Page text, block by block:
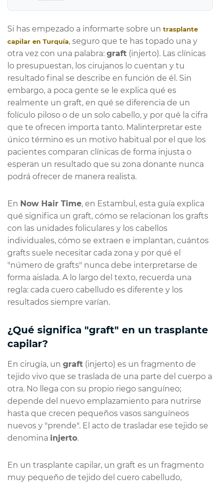
Si has empezado a informarte sobre un trasplante
capilar en Turquía, seguro que te has topado una y
otra vez con una palabra: graft (injerto). Las clínicas
lo presupuestan, los cirujanos lo cuentan y tu
resultado final se describe en función de él. Sin
embargo, a poca gente se le explica qué es
realmente un graft, en qué se diferencia de un
folículo piloso o de un solo cabello, y por qué la cifra
que te ofrecen importa tanto. Malinterpretar este
único término es un motivo habitual por el que los
pacientes comparan clínicas de forma injusta o
esperan un resultado que su zona donante nunca
podrá ofrecer de manera realista.
En Now Hair Time, en Estambul, esta guía explica
qué significa un graft, cómo se relacionan los grafts
con las unidades foliculares y los cabellos
individuales, cómo se extraen e implantan, cuántos
grafts suele necesitar cada zona y por qué el
"número de grafts" nunca debe interpretarse de
forma aislada. A lo largo del texto, recuerda una
regla: cada cuero cabelludo es diferente y los
resultados siempre varían.
¿Qué significa "graft" en un trasplante
capilar?
En cirugía, un graft (injerto) es un fragmento de
tejido vivo que se traslada de una parte del cuerpo a
otra. No llega con su propio riego sanguíneo;
depende del nuevo emplazamiento para nutrirse
hasta que crecen pequeños vasos sanguíneos
nuevos y "prende". El acto de trasladar ese tejido se
denomina injerto.
En un trasplante capilar, un graft es un fragmento
muy pequeño de tejido del cuero cabelludo,